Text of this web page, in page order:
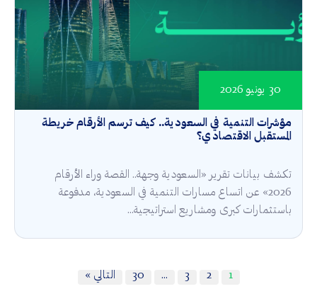
مؤشرات التنمية في السعودية.. كيف ترسم الأرقام خريطة
المستقبل الاقتصادي؟
30 يونيو 2026
تكشف بيانات تقرير «السعودية وجهة.. القصة وراء الأرقام
2026» عن اتساع مسارات التنمية في السعودية، مدفوعة
باستثمارات كبرى ومشاريع استراتيجية...
1
2
3
…
30 التالي »